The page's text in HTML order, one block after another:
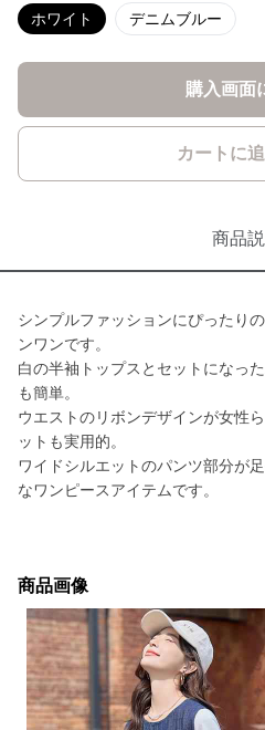
ホワイト デニムブルー
購入画面
カートに
商品
シンプルファッションにぴったり
ンワンです。
白の半袖トップスとセットになっ
も簡単。
ウエストのリボンデザインが女性
ットも実用的。
ワイドシルエットのパンツ部分が
なワンピースアイテムです。
商品画像